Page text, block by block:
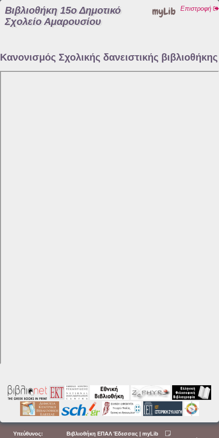
Επιστροφή
myLib
Βιβλιοθήκη 15ο Δημοτικό
Σχολείο Αμαρουσίου
Κανονισμός Σχολικής δανειστικής βιβλιοθήκης
Υπεύθυνος: Βιβλιοθήκη ΕΠΑΛ Έδεσσας | myLib